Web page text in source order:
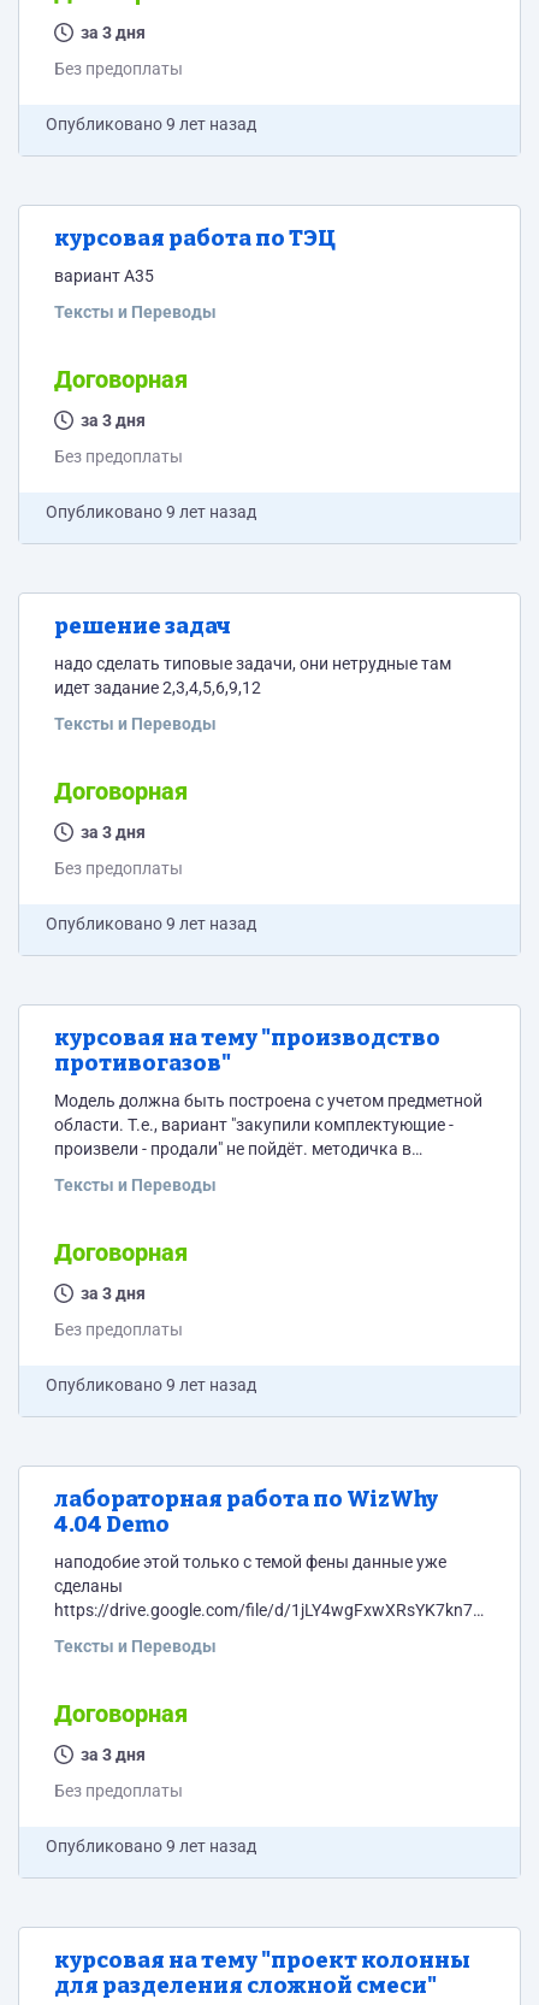
данных. Вот методичка. Я на последнем 4 курсе. Эта
курсовая идёт в диплом поэтому нормаконтроль
за 3 дня
Без предоплаты
Опубликовано9 лет назад
курсовая работа по ТЭЦ
вариант А35
Тексты и Переводы
Договорная
за 3 дня
Без предоплаты
Опубликовано9 лет назад
решение задач
надо сделать типовые задачи, они нетрудные там
идет задание 2,3,4,5,6,9,12
Тексты и Переводы
Договорная
за 3 дня
Без предоплаты
Опубликовано9 лет назад
курсовая на тему "производство
противогазов"
Модель должна быть построена с учетом предметной
области. Т.е., вариант "закупили комплектующие -
произвели - продали" не пойдёт. методичка в
Тексты и Переводы
Договорная
за 3 дня
Без предоплаты
Опубликовано9 лет назад
лабораторная работа по WizWhy
4.04 Demo
наподобие этой только с темой фены данные уже
сделаны
https://drive.google.com/file/d/
Тексты и Переводы
Договорная
за 3 дня
Без предоплаты
Опубликовано9 лет назад
курсовая на тему "проект колонны
для разделения сложной смеси"